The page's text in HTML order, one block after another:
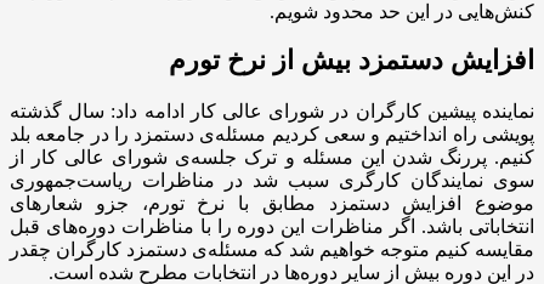
کنش‌هایی در این حد محدود شویم.
افزایش دستمزد بیش از نرخ تورم
نماینده پیشین کارگران در شورای عالی کار ادامه داد: سال گذشته
پویشی راه انداختیم و سعی کردیم مسئله‌ی دستمزد را در جامعه بلد
کنیم. پررنگ شدن این مسئله و ترک جلسه‌ی شورای عالی کار از
سوی نمایندگان کارگری سبب شد در مناظرات ریاست‌جمهوری
موضوع افزایش دستمزد مطابق با نرخ تورم، جزو شعارهای
انتخاباتی باشد. اگر مناظرات این دوره را با مناظرات دوره‌های قبل
مقایسه کنیم متوجه خواهیم شد که مسئله‌ی دستمزد کارگران چقدر
در این دوره بیش از سایرِ دوره‌ها در انتخابات مطرح شده است.